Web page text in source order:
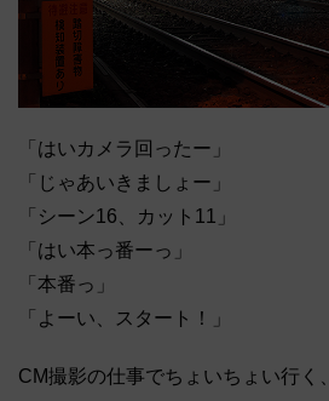
「はいカメラ回ったー」
「じゃあいきましょー」
「シーン16、カット11」
「はい本っ番ーっ」
「本番っ」
「よーい、スタート！」
CM撮影の仕事でちょいちょい行く